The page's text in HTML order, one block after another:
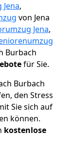
,
von Jena
Jena,
Burbach
für Sie.
Burbach
den Stress
Sie sich auf
können.
kostenlose